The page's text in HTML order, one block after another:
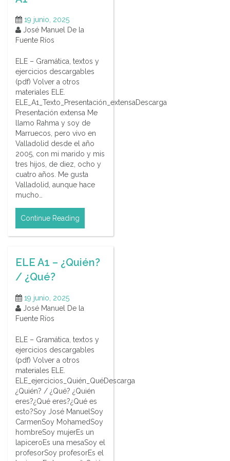
19 junio, 2025
José Manuel De la
Fuente Ríos
ELE – Gramática, textos y
ejercicios descargables
(pdf) Volver a otros
materiales ELE.
ELE_A1_Texto_Presentación_extensaDescarga
Presentación extensa Me
llamo Rahma y soy de
Marruecos, pero vivo en
Valladolid desde el año
2005, con mi marido y mis
tres hijos, de diez, ocho y
cuatro años. Me gusta
Valladolid, aunque hace
mucho…
Continue Reading
ELE A1 – ¿Quién?
/ ¿Qué?
19 junio, 2025
José Manuel De la
Fuente Ríos
ELE – Gramática, textos y
ejercicios descargables
(pdf) Volver a otros
materiales ELE.
ELE_ejercicios_Quién_QuéDescarga
¿Quién? / ¿Qué? ¿Quién
eres?¿Qué eres?¿Qué es
esto?Soy José ManuelSoy
CarmenSoy MohamedSoy
hombreSoy mujerEs un
lapiceroEs una mesaSoy el
profesorSoy profesorEs el